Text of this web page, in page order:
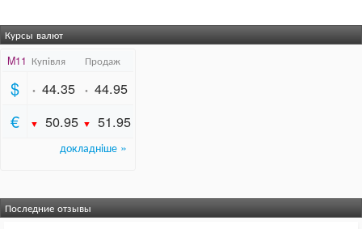
Курсы валют
Последние отзывы